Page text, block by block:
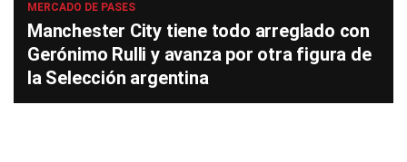
MERCADO DE PASES
Manchester City tiene todo arreglado con
Gerónimo Rulli y avanza por otra figura de
la Selección argentina